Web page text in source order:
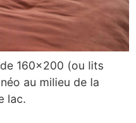
160×200 (ou lits
au milieu de la
lac.